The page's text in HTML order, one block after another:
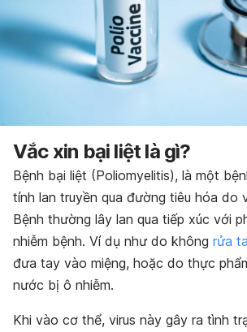
Vắc xin bại liệt là gì?
Bệnh bại liệt (Poliomyelitis), là một
tính lan truyền qua đường tiêu hóa do
Bệnh thường lây lan qua tiếp xúc với
nhiễm bệnh. Ví dụ như do không rửa
đưa tay vào miệng, hoặc do thực
nước bị ô nhiễm.
Khi vào cơ thể, virus này gây ra tình